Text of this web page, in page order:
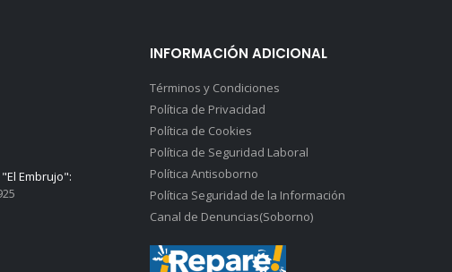
Embrujo":
INFORMACIÓN ADICIONAL
Términos y Condiciones
Política de Privacidad
Política de Cookies
Política de Seguridad Laboral
Política Antisoborno
Política Seguridad de la Información
Canal de Denuncias(Soborno)